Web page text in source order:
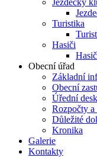
Jezdecký
Turistika
Hasiči
Obecní úřad
Základní
Obecní
Úřední
Rozpočty a
Důležité
Kronika
Galerie
Kontakty